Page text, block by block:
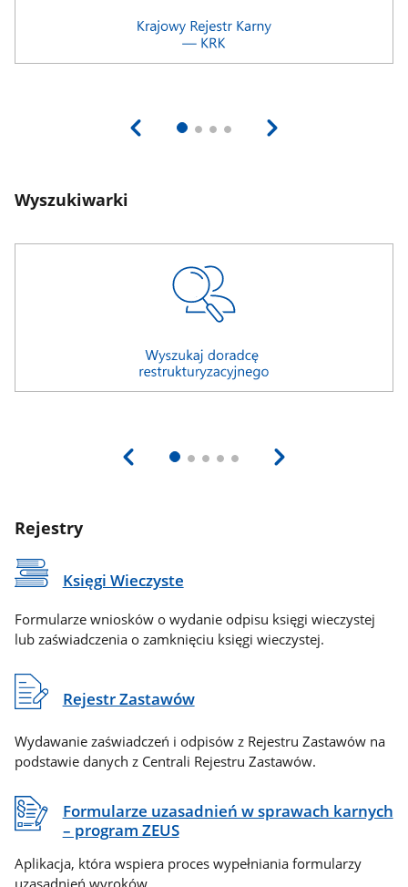
Wyszukiwarki
Rejestry
Księgi Wieczyste
Formularze wniosków o wydanie odpisu księgi wieczystej
lub zaświadczenia o zamknięciu księgi wieczystej.
Rejestr Zastawów
Wydawanie zaświadczeń i odpisów z Rejestru Zastawów na
podstawie danych z Centrali Rejestru Zastawów.
Formularze uzasadnień w sprawach karnych
– program ZEUS
Aplikacja, która wspiera proces wypełniania formularzy
uzasadnień wyroków.